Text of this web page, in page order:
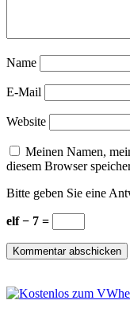
Name
E-Mail
Website
Meinen Namen,
diesem Browser
Bitte geben Sie eine
elf − 7 =